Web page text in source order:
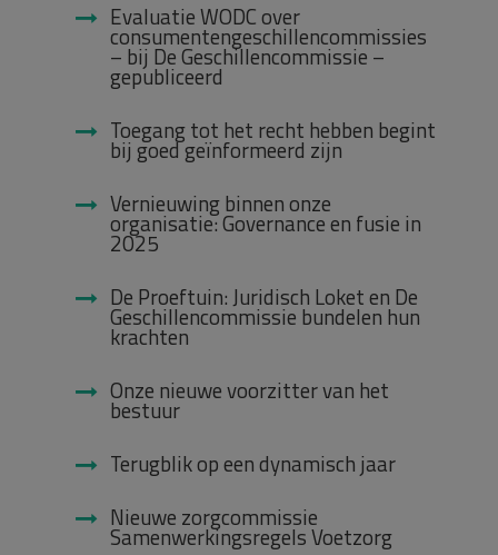
Evaluatie WODC over
consumentengeschillencommissies
– bij De Geschillencommissie –
gepubliceerd
Toegang tot het recht hebben begint
bij goed geïnformeerd zijn
Vernieuwing binnen onze
organisatie: Governance en fusie in
2025
De Proeftuin: Juridisch Loket en De
Geschillencommissie bundelen hun
krachten
Onze nieuwe voorzitter van het
bestuur
Terugblik op een dynamisch jaar
Nieuwe zorgcommissie
Samenwerkingsregels Voetzorg